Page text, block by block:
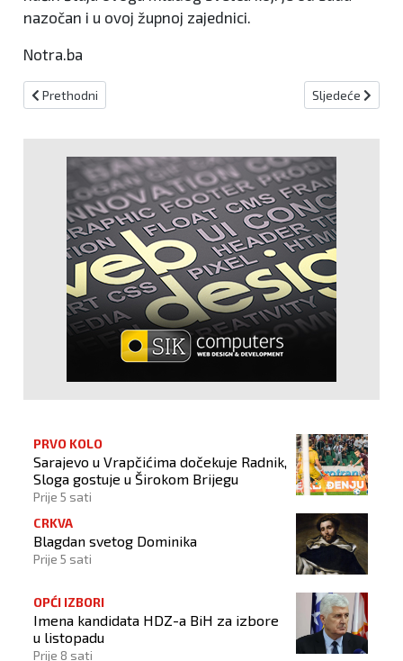
nazočan i u ovoj župnoj zajednici.
Notra.ba
Prethodni članak: WHO: Novi toplinski val već nastaje nad
Prethodni Sljedeći
Sljedeće
PRVO KOLO
Sarajevo u Vrapčićima dočekuje Radnik,
Sloga gostuje u Širokom Brijegu
Prije 5 sati
CRKVA
Blagdan svetog Dominika
Prije 5 sati
OPĆI IZBORI
Imena kandidata HDZ-a BiH za izbore
u listopadu
Prije 8 sati